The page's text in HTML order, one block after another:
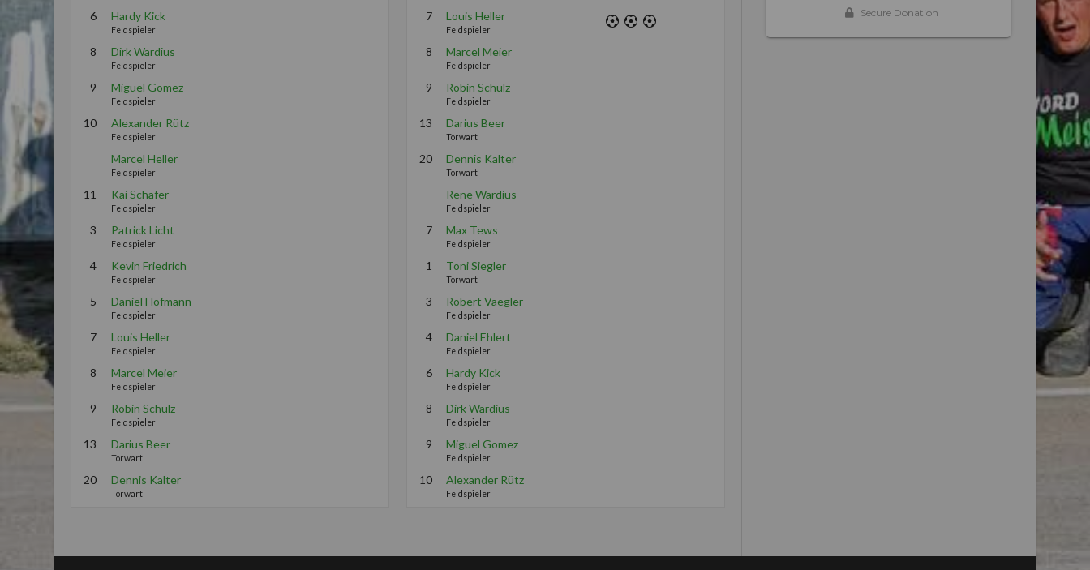
6 Hardy Kick
Feldspieler
8 Dirk Wardius
Feldspieler
9 Miguel Gomez
Feldspieler
10 Alexander Rütz
Feldspieler
Marcel Heller
Feldspieler
11 Kai Schäfer
Feldspieler
3 Patrick Licht
Feldspieler
4 Kevin Friedrich
Feldspieler
5 Daniel Hofmann
Feldspieler
7 Louis Heller
Feldspieler
8 Marcel Meier
Feldspieler
9 Robin Schulz
Feldspieler
13 Darius Beer
Torwart
20 Dennis Kalter
Torwart
7 Louis Heller
Feldspieler
8 Marcel Meier
Feldspieler
9 Robin Schulz
Feldspieler
13 Darius Beer
Torwart
20 Dennis Kalter
Torwart
Rene Wardius
Feldspieler
7 Max Tews
Feldspieler
1 Toni Siegler
Torwart
3 Robert Vaegler
Feldspieler
4 Daniel Ehlert
Feldspieler
6 Hardy Kick
Feldspieler
8 Dirk Wardius
Feldspieler
9 Miguel Gomez
Feldspieler
10 Alexander Rütz
Feldspieler